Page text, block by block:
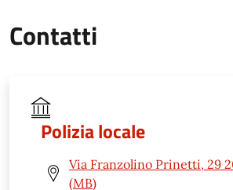
Contatti
Polizia locale
Via Franzolino Prinetti, 29
(MB)